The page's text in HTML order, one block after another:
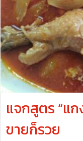
แจกสูตร “แ
ขายก็รวย